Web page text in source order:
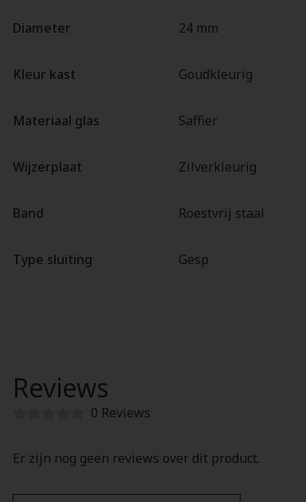
Diameter 24 mm
Kleur kast Goudkleurig
Materiaal glas Saffier
Wijzerplaat Zilverkleurig
Band Roestvrij staal
Type sluiting Gesp
Reviews
0 Reviews
Er zijn nog geen reviews over dit product.